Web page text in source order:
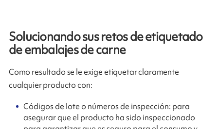
Solucionando sus retos de etiquetado
de embalajes de carne
Como resultado se le exige etiquetar claramente
cualquier producto con:
Códigos de lote o números de inspección: para
asegurar que el producto ha sido inspeccionado